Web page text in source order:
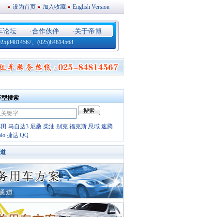
设为首页 加入收藏 English Version
论坛 ·合作伙伴 · 关于帝博
、(025)84814568
型搜索
马自达3 尼桑 柴油 别克 福克斯 思域 速腾
捷达 QQ